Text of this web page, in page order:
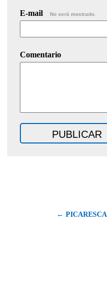
E-mail No será mostrado.
Comentario
← PICARESCA